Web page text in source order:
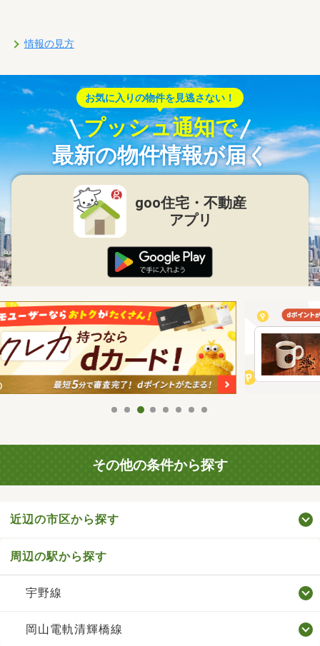
情報の見方
お気に入りの物件を見逃さない！
プッシュ通知で
最新の物件情報が届く
goo住宅・不動産
アプリ
その他の条件から探す
近辺の市区から探す
周辺の駅から探す
宇野線
岡山電軌清輝橋線